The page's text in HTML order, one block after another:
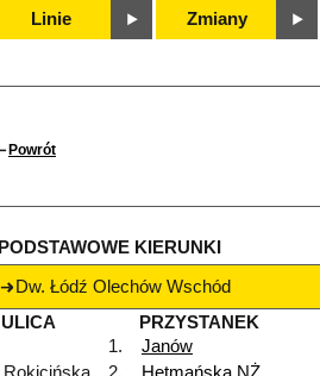
Linie Zmiany
Powrót
PODSTAWOWE KIERUNKI
Dw. Łódź Olechów Wschód
ULICA
PRZYSTANEK
1.
Janów